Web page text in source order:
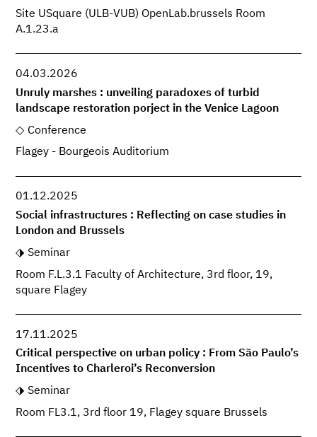
Site USquare (ULB-VUB) OpenLab.brussels Room
A.1.23.a
04.03.2026
Unruly marshes : unveiling paradoxes of turbid
landscape restoration porject in the Venice Lagoon
Conference
Flagey - Bourgeois Auditorium
01.12.2025
Social infrastructures : Reflecting on case studies in
London and Brussels
Seminar
Room F.L.3.1 Faculty of Architecture, 3rd floor, 19,
square Flagey
17.11.2025
Critical perspective on urban policy : From São Paulo’s
Incentives to Charleroi’s Reconversion
Seminar
Room FL3.1, 3rd floor 19, Flagey square Brussels